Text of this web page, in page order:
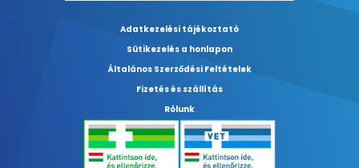
Adatkezelési tájékoztató
Sütikezelés a honlapon
Általános Szerződési Feltételek
Fizetés és szállítás
Rólunk